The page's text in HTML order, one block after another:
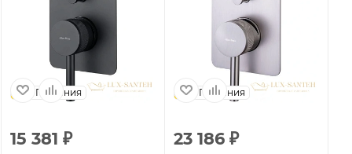
Германия
15 381 ₽
Германия
23 186 ₽